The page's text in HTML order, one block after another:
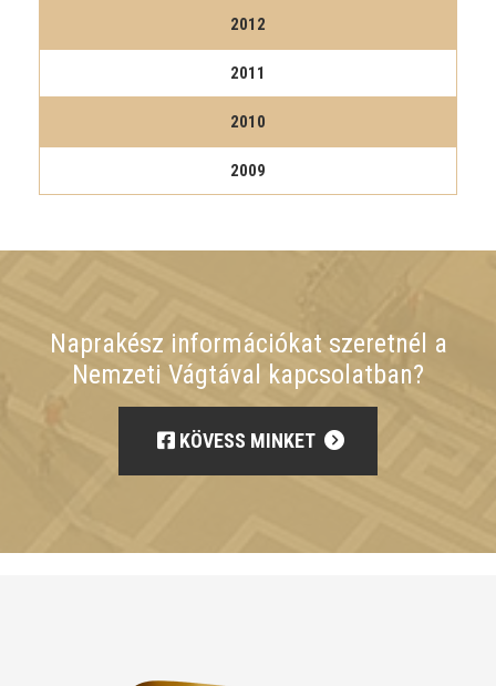
2012
2011
2010
2009
Naprakész információkat szeretnél a
Nemzeti Vágtával kapcsolatban?
KÖVESS MINKET